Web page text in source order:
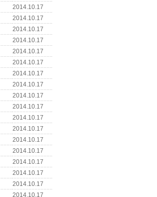
2014.10.17
2014.10.17
2014.10.17
2014.10.17
2014.10.17
2014.10.17
2014.10.17
2014.10.17
2014.10.17
2014.10.17
2014.10.17
2014.10.17
2014.10.17
2014.10.17
2014.10.17
2014.10.17
2014.10.17
2014.10.17